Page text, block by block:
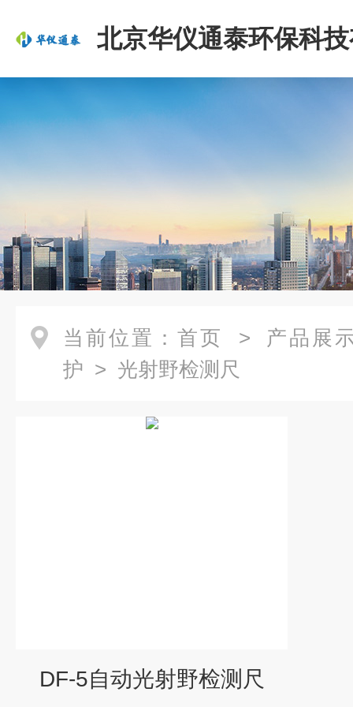
北京华仪通泰环保科
司
当前位置： 首页 > 产品展
护 > 光射野检测尺
DF-5自动光射野检测尺